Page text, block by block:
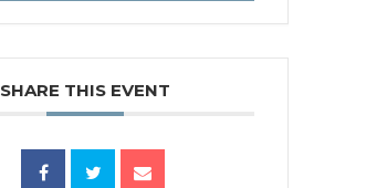
SHARE THIS EVENT